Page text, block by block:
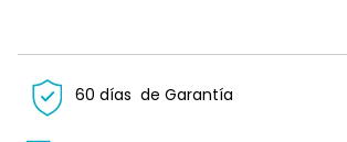
60 días de Garantía